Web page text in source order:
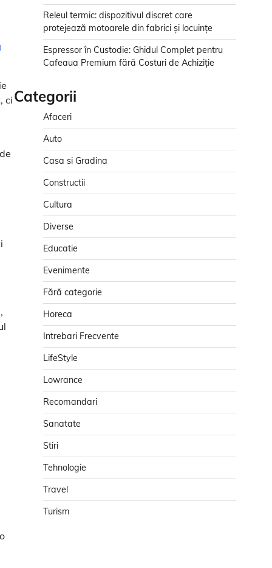
ci
Releul termic: dispozitivul discret care
protejează motoarele din fabrici și locuințe
Espressor în Custodie: Ghidul Complet pentru
Cafeaua Premium fără Costuri de Achiziție
Categorii
Afaceri
Auto
Casa si Gradina
Constructii
Cultura
Diverse
Educatie
Evenimente
Fără categorie
Horeca
Intrebari Frecvente
LifeStyle
Lowrance
Recomandari
Sanatate
Stiri
Tehnologie
Travel
Turism